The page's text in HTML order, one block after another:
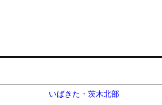
いばきた・茨木北部